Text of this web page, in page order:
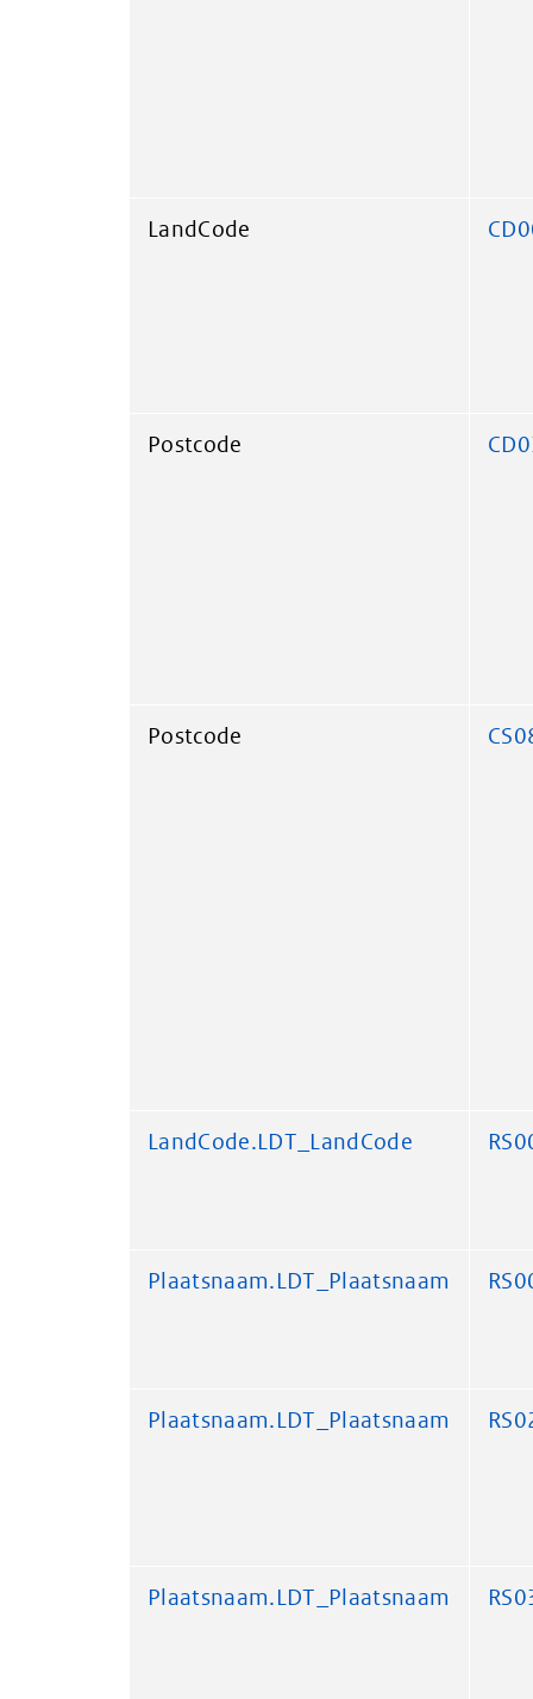
LandCode
Postcode
Postcode
LandCode.LDT_LandCode
Plaatsnaam.LDT_Plaatsnaam
Plaatsnaam.LDT_Plaatsnaam
Plaatsnaam.LDT_Plaatsnaam